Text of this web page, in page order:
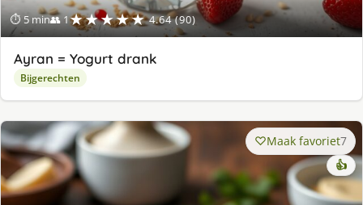
⏱ 5 min👥 1★★★★★ 4.64 (90)
Ayran = Yogurt drank
Bijgerechten
Maak favoriet7
👍